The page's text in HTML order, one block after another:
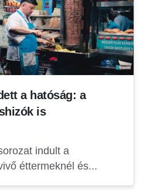
a hatóság: a
is
indult a
éttermeknél és...